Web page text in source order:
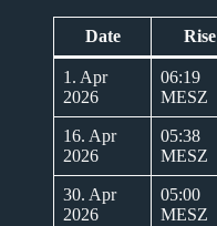
Date Rise
1. Apr
2026
06:19
MESZ
16. Apr
2026
05:38
MESZ
30. Apr
2026
05:00
MESZ